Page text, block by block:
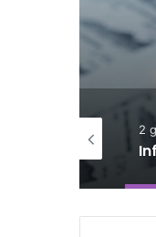
Inflazione Ocse cala al 4,2% a giugno, Italia giù al 3%